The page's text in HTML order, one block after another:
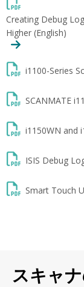
Creating Debug
Higher (English)
i1100-Series
SCANMATE
i1150WN and
ISIS Debug
Smart Touch
スキャ